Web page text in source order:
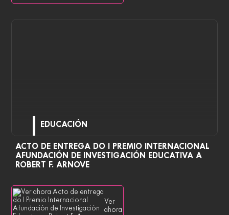
EDUCACIÓN
ACTO DE ENTREGA DO I PREMIO INTERNACIONAL
AFUNDACIÓN DE INVESTIGACIÓN EDUCATIVA A
ROBERT F. ARNOVE
Ver
ahora